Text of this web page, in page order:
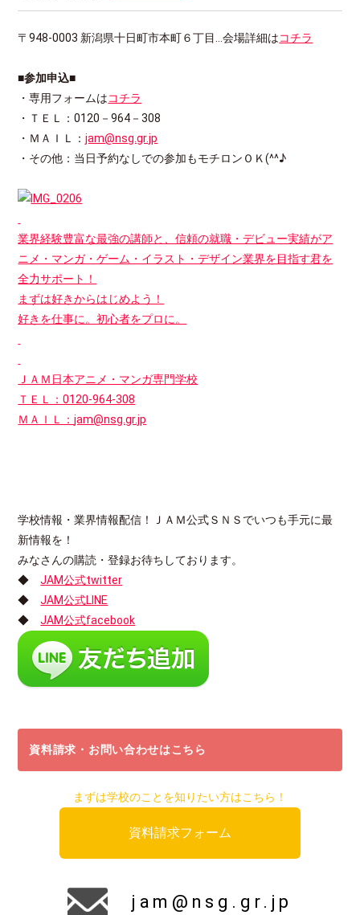
〒948-0003 新潟県十日町市本町６丁目…会場詳細はコチラ
■参加申込■
・専用フォームはコチラ
・ＴＥＬ：0120－964－308
・ＭＡＩＬ：jam@nsg.gr.jp
・その他：当日予約なしでの参加もモチロンＯＫ(^^♪
業界経験豊富な最強の講師と、信頼の就職・デビュー実績がア
ニメ・マンガ・ゲーム・イラスト・デザイン業界を目指す君を
全力サポート！
まずは好きからはじめよう！
好きを仕事に。初心者をプロに。
ＪＡＭ日本アニメ・マンガ専門学校
ＴＥＬ：0120-964-308
ＭＡＩＬ：jam@nsg.gr.jp
学校情報・業界情報配信！ＪＡＭ公式ＳＮＳでいつも手元に最
新情報を！
みなさんの購読・登録お待ちしております。
◆JAM公式twitter
◆JAM公式LINE
◆JAM公式facebook
資料請求・お問い合わせはこちら
まずは学校のことを知りたい方はこちら！
資料請求フォーム
jam@nsg.gr.jp